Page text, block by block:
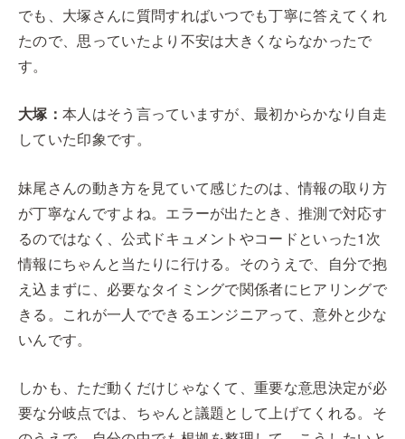
でも、大塚さんに質問すればいつでも丁寧に答えてくれ
たので、思っていたより不安は大きくならなかったで
す。
大塚： 本人はそう言っていますが、最初からかなり自走
していた印象です。
妹尾さんの動き方を見ていて感じたのは、情報の取り方
が丁寧なんですよね。エラーが出たとき、推測で対応す
るのではなく、公式ドキュメントやコードといった1次
情報にちゃんと当たりに行ける。そのうえで、自分で抱
え込まずに、必要なタイミングで関係者にヒアリングで
きる。これが一人でできるエンジニアって、意外と少な
いんです。
しかも、ただ動くだけじゃなくて、重要な意思決定が必
要な分岐点では、ちゃんと議題として上げてくれる。そ